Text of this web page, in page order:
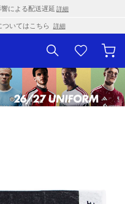
による配送遅延 詳細
ついてはこちら 詳細